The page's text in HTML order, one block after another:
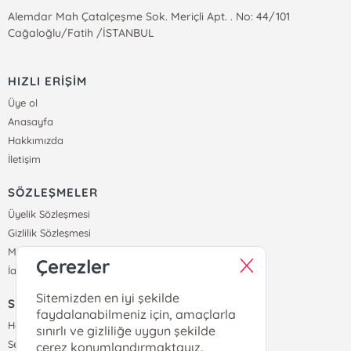
Alemdar Mah Çatalçeşme Sok. Meriçli Apt. . No: 44/101
Cağaloğlu/Fatih /İSTANBUL
HIZLI ERİŞİM
Üye ol
Anasayfa
Hakkımızda
İletişim
SÖZLEŞMELER
Üyelik Sözleşmesi
Gizlilik Sözleşmesi
Mesafeli Satış Sözleşmesi
İade ve Teslimat Koşulları
SİPARİŞ
Hesabım
Sepetim
Çerezler
Sitemizden en iyi şekilde
faydalanabilmeniz için, amaçlarla
sınırlı ve gizliliğe uygun şekilde
çerez konumlandırmaktayız.